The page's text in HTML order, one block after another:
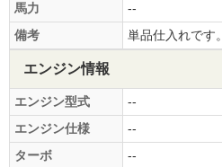
馬力
--
備考
単品仕入れです。
エンジン情報
エンジン型式
--
エンジン仕様
--
ターボ
--